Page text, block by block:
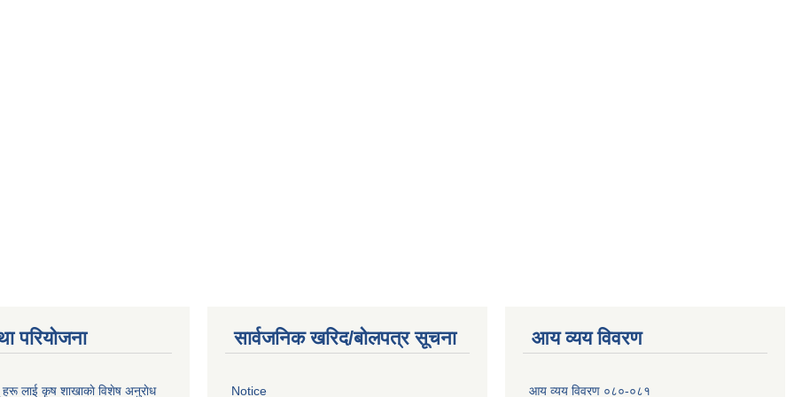
परियोजना
लाई कृष शाखाकाे विशेष अनुराेध
सार्वजनिक खरिद/बोलपत्र सूचना
Notice
आय व्यय विवरण
आय व्यय विवरण ०८०-०८१